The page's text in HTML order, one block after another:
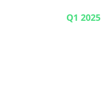
Q1 2025